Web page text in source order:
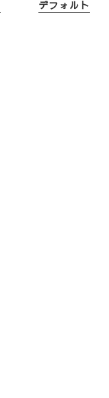
デフォルト